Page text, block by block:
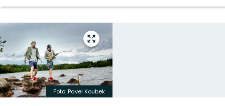
Gå
till
helskärmsläge
Foto: Pavel Koubek